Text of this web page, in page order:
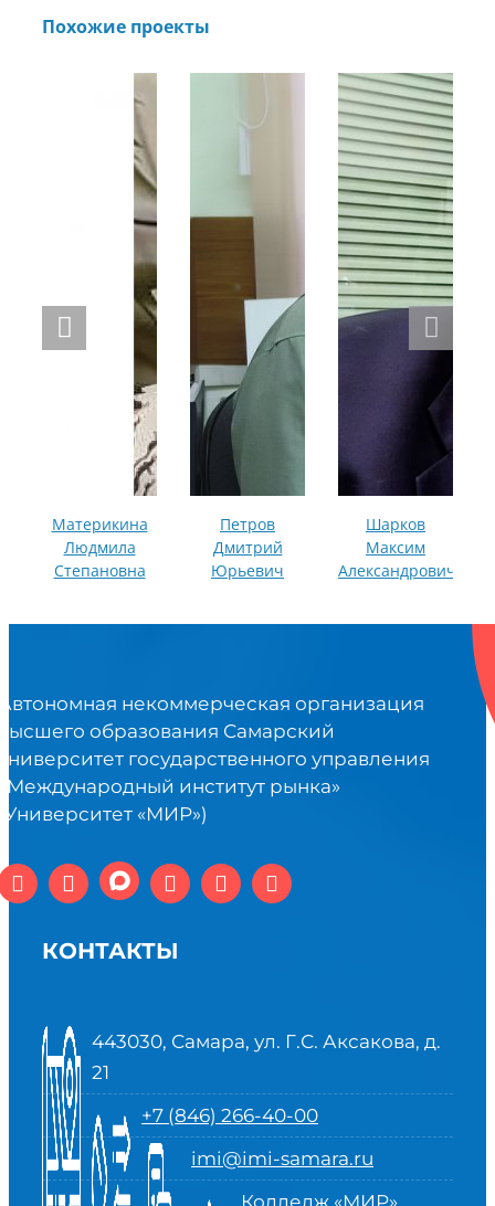
Похожие проекты
Материкина
Людмила
Степановна
Петров
Дмитрий
Юрьевич
Шарков
Максим
Александрович
некоммерческая организация
образования Самарский
государственного управления
институт рынка»
«МИР»)
КОНТАКТЫ
443030, Самара, ул. Г.С. Аксакова, д.
21
+7 (846) 266-40-00
imi@imi-samara.ru